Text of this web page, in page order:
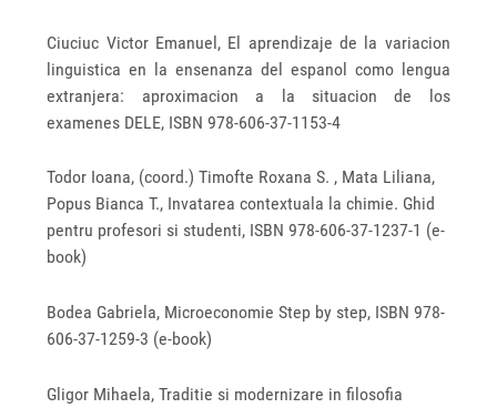
Ciuciuc Victor Emanuel, El aprendizaje de la variacion
linguistica en la ensenanza del espanol como lengua
extranjera: aproximacion a la situacion de los
examenes DELE, ISBN 978-606-37-1153-4
Todor Ioana, (coord.) Timofte Roxana S. , Mata Liliana,
Popus Bianca T., Invatarea contextuala la chimie. Ghid
pentru profesori si studenti, ISBN 978‐606‐37‐1237‐1 (e-
book)
Bodea Gabriela, Microeconomie Step by step, ISBN 978‐
606‐37‐1259‐3 (e-book)
Gligor Mihaela, Traditie si modernizare in filosofia